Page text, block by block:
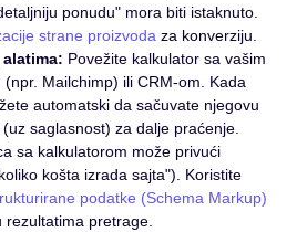
ponudu" mora biti istaknuto.
strane proizvoda za konverziju.
Povežite kalkulator sa vašim
Mailchimp) ili CRM-om. Kada
automatski da sačuvate njegovu
saglasnost) za dalje praćenje.
sa kalkulatorom može privući
košta izrada sajta"). Koristite
podatke (Schema Markup)
pretrage.